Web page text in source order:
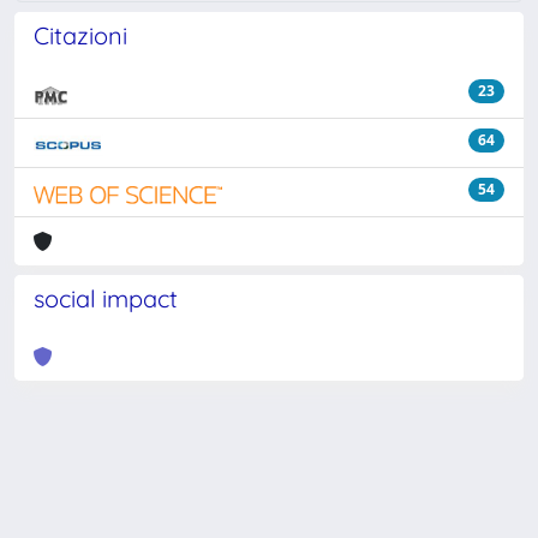
Citazioni
23
64
54
social impact